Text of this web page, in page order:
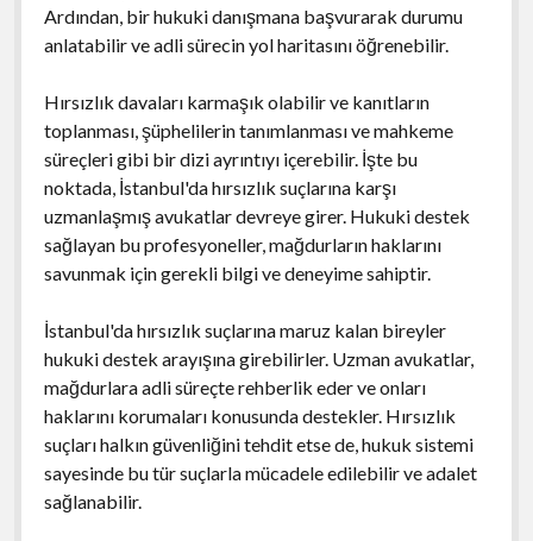
Ardından, bir hukuki danışmana başvurarak durumu
anlatabilir ve adli sürecin yol haritasını öğrenebilir.
Hırsızlık davaları karmaşık olabilir ve kanıtların
toplanması, şüphelilerin tanımlanması ve mahkeme
süreçleri gibi bir dizi ayrıntıyı içerebilir. İşte bu
noktada, İstanbul'da hırsızlık suçlarına karşı
uzmanlaşmış avukatlar devreye girer. Hukuki destek
sağlayan bu profesyoneller, mağdurların haklarını
savunmak için gerekli bilgi ve deneyime sahiptir.
İstanbul'da hırsızlık suçlarına maruz kalan bireyler
hukuki destek arayışına girebilirler. Uzman avukatlar,
mağdurlara adli süreçte rehberlik eder ve onları
haklarını korumaları konusunda destekler. Hırsızlık
suçları halkın güvenliğini tehdit etse de, hukuk sistemi
sayesinde bu tür suçlarla mücadele edilebilir ve adalet
sağlanabilir.